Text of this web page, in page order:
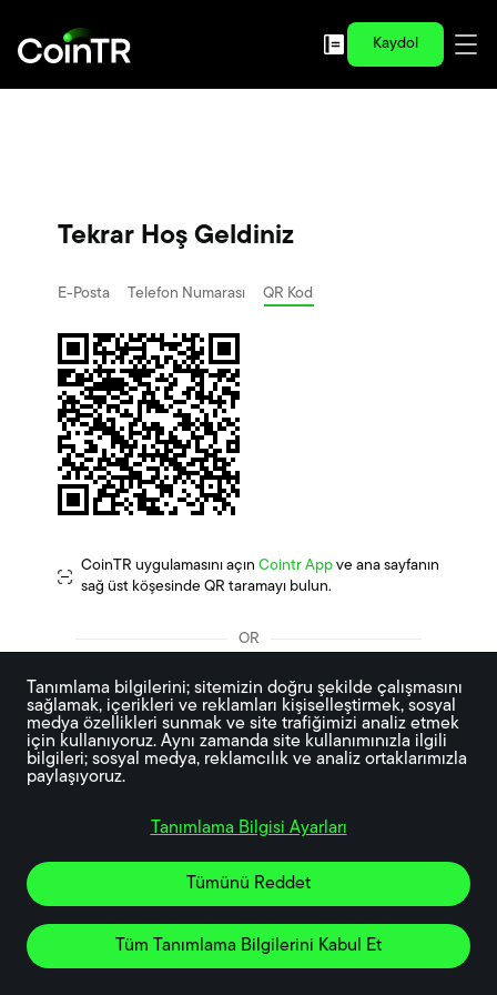
Kaydol
Tekrar Hoş Geldiniz
E-Posta Telefon Numarası QR Kod
CoinTR uygulamasını açın Cointr App ve ana sayfanın
sağ üst köşesinde QR taramayı bulun.
OR
Google Apple
Doğrulamayı Değiştir
Tanımlama bilgilerini; sitemizin doğru şekilde çalışmasını
sağlamak, içerikleri ve reklamları kişiselleştirmek, sosyal
medya özellikleri sunmak ve site trafiğimizi analiz etmek
için kullanıyoruz. Aynı zamanda site kullanımınızla ilgili
bilgileri; sosyal medya, reklamcılık ve analiz ortaklarımızla
paylaşıyoruz.
Tanımlama Bilgisi Ayarları
Tümünü Reddet
Tüm Tanımlama Bilgilerini Kabul Et